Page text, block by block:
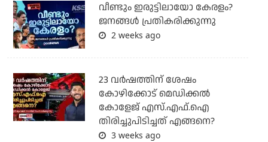
വീണ്ടും ഇരുട്ടിലായോ കേരളം?
ജനങ്ങൾ പ്രതികരിക്കുന്നു
2 weeks ago
23 വർഷത്തിന് ശേഷം
കോഴിക്കോട് മെഡിക്കൽ
കോളേജ് എസ്.എഫ്.ഐ
തിരിച്ചുപിടിച്ചത് എങ്ങനെ?
3 weeks ago